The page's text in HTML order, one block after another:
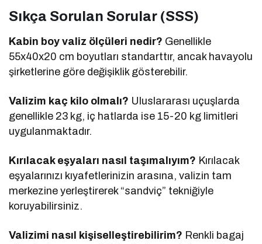
Sıkça Sorulan Sorular (SSS)
Kabin boy valiz ölçüleri nedir? Genellikle
55x40x20 cm boyutları standarttır, ancak havayolu
şirketlerine göre değişiklik gösterebilir.
Valizim kaç kilo olmalı? Uluslararası uçuşlarda
genellikle 23 kg, iç hatlarda ise 15-20 kg limitleri
uygulanmaktadır.
Kırılacak eşyaları nasıl taşımalıyım? Kırılacak
eşyalarınızı kıyafetlerinizin arasına, valizin tam
merkezine yerleştirerek “sandviç” tekniğiyle
koruyabilirsiniz.
Valizimi nasıl kişiselleştirebilirim? Renkli bagaj